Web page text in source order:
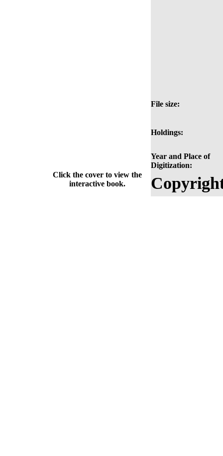
File size:
Holdings:
Year and Place of
Digitization:
Click the cover to view the
interactive book.